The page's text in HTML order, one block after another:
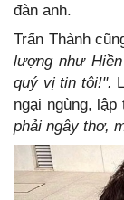
đàn anh.
Trấn Thành
lượng như
quý vị tin tôi!".
ngại ngùng,
phải ngây thơ,